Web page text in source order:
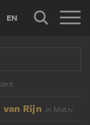
EN
Rijn in Motiv